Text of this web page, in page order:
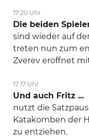
17:20 Uhr
Die beiden
sind wieder auf
treten nun zum
Zverev eröffnet
17:17 Uhr
Und auch Fritz ...
nutzt die
Katakomben der
zu entziehen.